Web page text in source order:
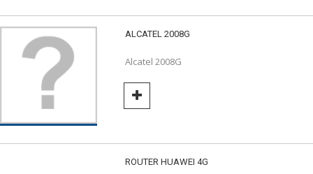
ALCATEL 2008G
Alcatel 2008G
ROUTER HUAWEI 4G